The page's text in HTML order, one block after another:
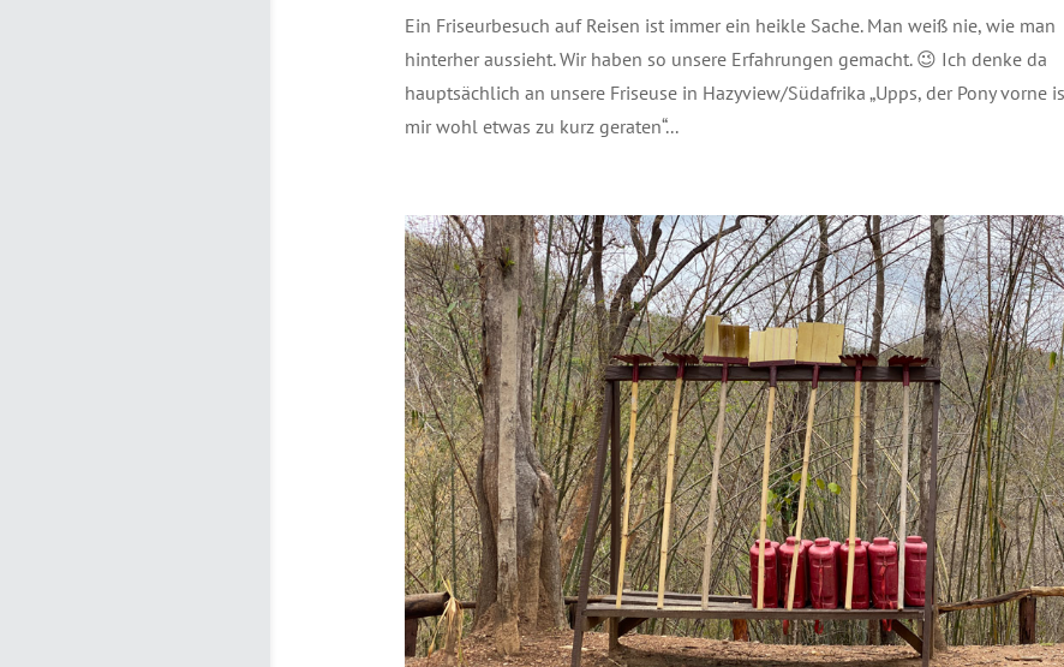
Ein Friseurbesuch auf Reisen ist immer ein heikle Sache. Man weiß nie, wie man
hinterher aussieht. Wir haben so unsere Erfahrungen gemacht. 😉 Ich denke da
hauptsächlich an unsere Friseuse in Hazyview/Südafrika „Upps, der Pony vorne
mir wohl etwas zu kurz geraten“...